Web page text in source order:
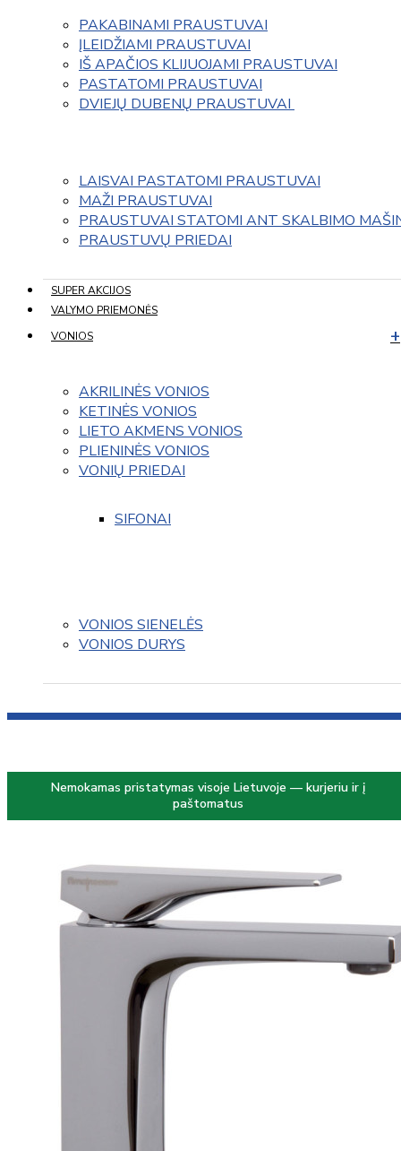
PAKABINAMI PRAUSTUVAI
ĮLEIDŽIAMI PRAUSTUVAI
IŠ APAČIOS KLIJUOJAMI PRAUSTUVAI
PASTATOMI PRAUSTUVAI
DVIEJŲ DUBENŲ PRAUSTUVAI
LAISVAI PASTATOMI PRAUSTUVAI
MAŽI PRAUSTUVAI
PRAUSTUVAI STATOMI ANT SKALBIMO
PRAUSTUVŲ PRIEDAI
SUPER AKCIJOS
VALYMO PRIEMONĖS
VONIOS
AKRILINĖS VONIOS
KETINĖS VONIOS
LIETO AKMENS VONIOS
PLIENINĖS VONIOS
VONIŲ PRIEDAI
SIFONAI
VONIOS SIENELĖS
VONIOS DURYS
Nemokamas pristatymas visoje Lietuvoje — kurjeriu ir į
paštomatus